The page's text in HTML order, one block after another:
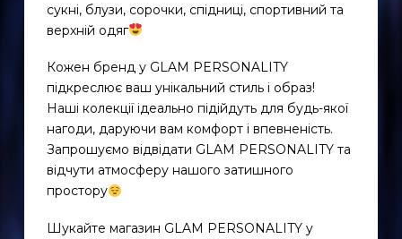
сукні, блузи, сорочки, спідниці, спортивний та
верхній одяг
Кожен бренд у GLAM PERSONALITY
підкреслює ваш унікальний стиль і образ!
Наші колекції ідеально підійдуть для будь-якої
нагоди, даруючи вам комфорт і впевненість.
Запрошуємо відвідати GLAM PERSONALITY та
відчути атмосферу нашого затишного
простору
Шукайте магазин GLAM PERSONALITY y
EN
UK